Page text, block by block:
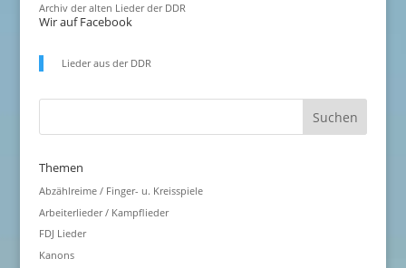
Archiv der alten Lieder der DDR
Wir auf Facebook
Lieder aus der DDR
Themen
Abzählreime / Finger- u. Kreisspiele
Arbeiterlieder / Kampflieder
FDJ Lieder
Kanons